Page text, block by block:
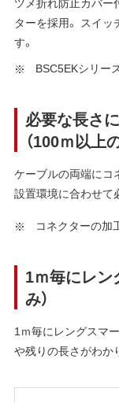
ターを採用。 スイ
す。
BSC5EKシリー
必要な長さ
（100ｍ以上
ケーブルの両端にコ
設置環境に合わせて
コネクターの加
1ｍ毎にレン
み）
1ｍ毎にレングスマ
や残りの長さがわか